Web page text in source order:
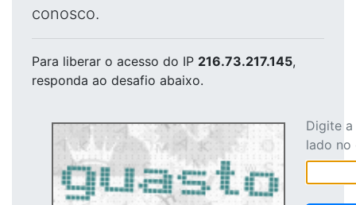
conosco.
Para liberar o acesso do IP 216.73.217.145,
responda ao desafio abaixo.
Digite
lado no